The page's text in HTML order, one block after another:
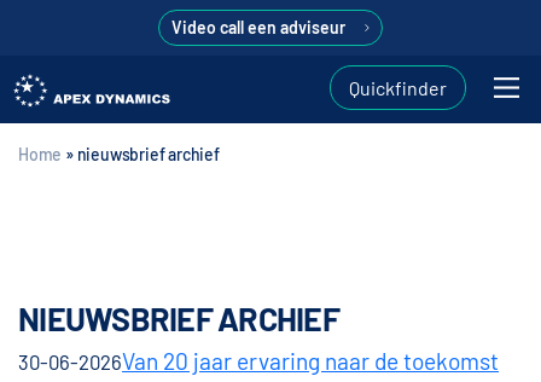
Video call een adviseur
Quickfinder
Home » nieuwsbrief archief
NIEUWSBRIEF ARCHIEF
30-06-2026Van 20 jaar ervaring naar de toekomst